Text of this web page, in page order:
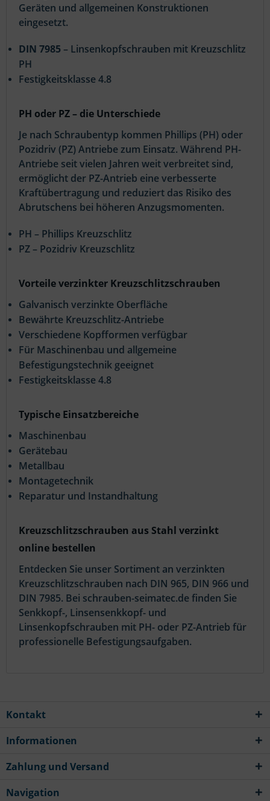
Geräten und allgemeinen Konstruktionen
eingesetzt.
DIN 7985– Linsenkopfschrauben mit Kreuzschlitz
PH
Festigkeitsklasse 4.8
PH oder PZ – die Unterschiede
Je nach Schraubentyp kommen Phillips (PH) oder
Pozidriv (PZ) Antriebe zum Einsatz. Während PH-
Antriebe seit vielen Jahren weit verbreitet sind,
ermöglicht der PZ-Antrieb eine verbesserte
Kraftübertragung und reduziert das Risiko des
Abrutschens bei höheren Anzugsmomenten.
PH – Phillips Kreuzschlitz
PZ – Pozidriv Kreuzschlitz
Vorteile verzinkter Kreuzschlitzschrauben
Galvanisch verzinkte Oberfläche
Bewährte Kreuzschlitz-Antriebe
Verschiedene Kopfformen verfügbar
Für Maschinenbau und allgemeine
Befestigungstechnik geeignet
Festigkeitsklasse 4.8
Typische Einsatzbereiche
Maschinenbau
Gerätebau
Metallbau
Montagetechnik
Reparatur und Instandhaltung
Kreuzschlitzschrauben aus Stahl verzinkt
online bestellen
Entdecken Sie unser Sortiment an verzinkten
Kreuzschlitzschrauben nach DIN 965, DIN 966 und
DIN 7985. Bei schrauben-seimatec.de finden Sie
Senkkopf-, Linsensenkkopf- und
Linsenkopfschrauben mit PH- oder PZ-Antrieb für
professionelle Befestigungsaufgaben.
Kontakt
Informationen
Zahlung und Versand
Navigation